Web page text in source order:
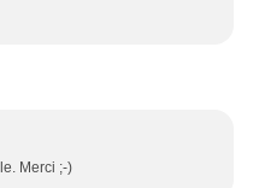
Merci ;-)